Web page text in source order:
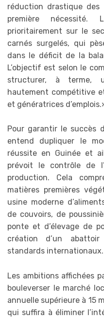
réduction drastique des
première
prioritairement sur le
carnés surgelés, qui
dans le déficit de la
L’objectif est selon le
structurer, à terme,
hautement compétitive
et génératrices
Pour garantir le succès
entend dupliquer le
réussite en Guinée et
prévoit le contrôle de
production. Cela
matières premières
usine moderne
de couvoirs, de
ponte et d’élevage de
création d’un
standards internationaux.
Les ambitions affichées
bouleverser le marché
annuelle supérieure à 15
qui suffira à éliminer